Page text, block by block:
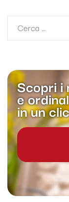
Ricerca
per:
Scopri i
e
in un